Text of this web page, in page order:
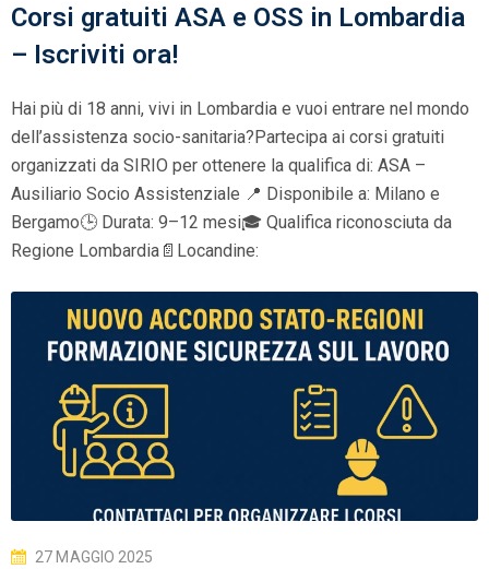
Corsi gratuiti ASA e OSS in Lombardia
– Iscriviti ora!
Hai più di 18 anni, vivi in Lombardia e vuoi entrare nel mondo
dell’assistenza socio-sanitaria?Partecipa ai corsi gratuiti
organizzati da SIRIO per ottenere la qualifica di: ASA –
Ausiliario Socio Assistenziale 📍 Disponibile a: Milano e
Bergamo🕒 Durata: 9–12 mesi🎓 Qualifica riconosciuta da
Regione Lombardia📄Locandine:
27 MAGGIO 2025